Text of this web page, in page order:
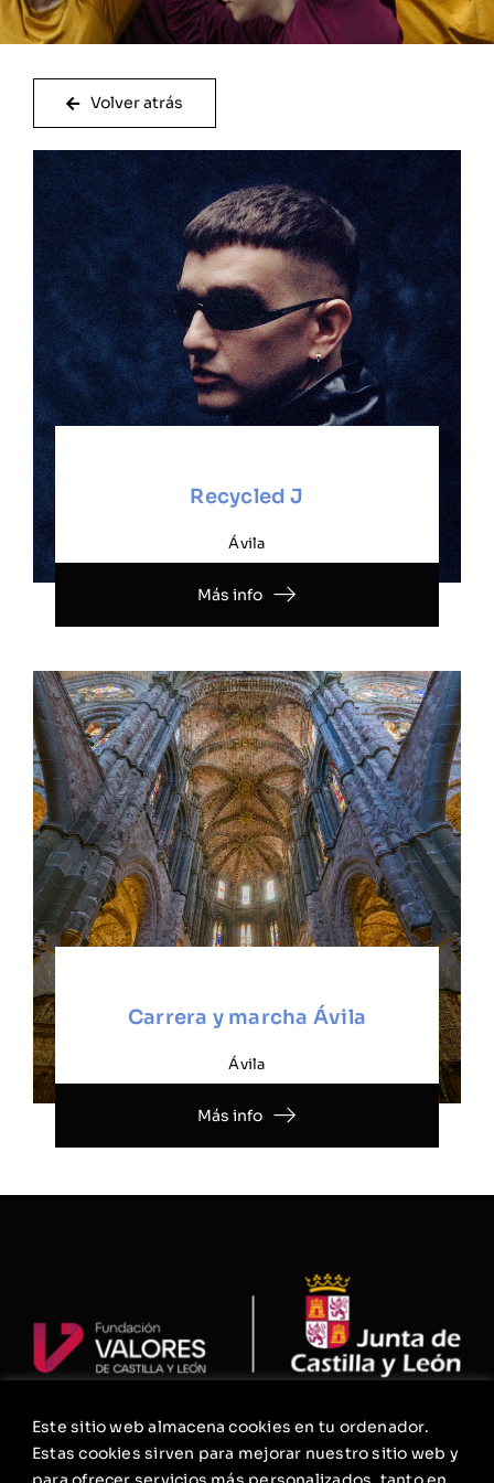
Este sitio web almacena cookies en tu ordenador.
Estas cookies sirven para mejorar nuestro sitio web y
Volver atrás
Recycled J
Ávila
Más info
Carrera y marcha Ávila
Ávila
Más info
La Fundación
Agenda